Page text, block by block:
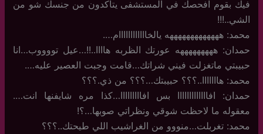
فيك بقوم افحصك في المستشفى يتاكدون من جنسك شو من
الشي..!!!
محمد: هههههههههههههه يالخاااااااااااام….
حمدان: هههههههههه عورتك الظربه هاااا..!!…عيل تووووب…انا
حبيبتي ماتغزلت فيني شراتك…قامت وجبت العصير عليه….
محمد: هااااااا..؟؟؟ حبيبتك…؟؟؟ من ذي.؟؟؟
حمدان: افااااااااااااا بس افااااااااا…كذا مره شايفنها انت….
معقوله ما لاحظت شوقي ونظراتي صوبها…؟!
محمد: تغربلت…منووو من الغراشيب اللي طيحتك..؟؟؟